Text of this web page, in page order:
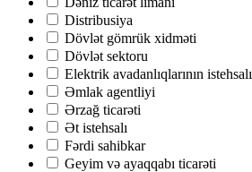
Distribusiya
Dövlət gömrük xidməti
Dövlət sektoru
Elektrik avadanlıqlarının istehsalı
Əmlak agentliyi
Ərzağ ticarəti
Ət istehsalı
Fərdi sahibkar
Geyim və ayaqqabı ticarəti